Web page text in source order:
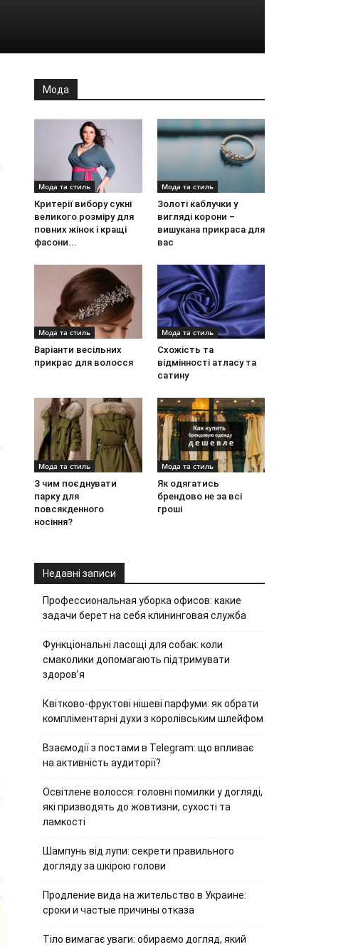
Мода
Мода та стиль
Критерії вибору сукні
великого розміру для
повних жінок і кращі
фасони...
Мода та стиль
Золоті каблучки у
вигляді корони –
вишукана прикраса для
вас
Мода та стиль
Варіанти весільних
прикрас для волосся
Мода та стиль
Схожість та
відмінності атласу та
сатину
Мода та стиль
З чим поєднувати
парку для
повсякденного
носіння?
Мода та стиль
Як одягатись
брендово не за всі
гроші
Недавні записи
Профессиональная уборка офисов: какие
задачи берет на себя клининговая служба
Функціональні ласощі для собак: коли
смаколики допомагають підтримувати
здоров’я
Квітково-фруктові нішеві парфуми: як обрати
компліментарні духи з королівським шлейфом
Взаємодії з постами в Telegram: що впливає
на активність аудиторії?
Освітлене волосся: головні помилки у догляді,
які призводять до жовтизни, сухості та
ламкості
Шампунь від лупи: секрети правильного
догляду за шкірою голови
Продление вида на жительство в Украине:
сроки и частые причины отказа
Тіло вимагає уваги: обираємо догляд, який